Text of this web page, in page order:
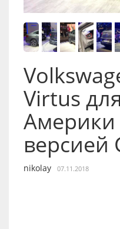
Virtus
Америки
версией
nikolay 07.11.2018